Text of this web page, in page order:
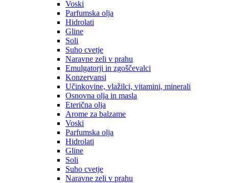
Voski
Parfumska olja
Hidrolati
Gline
Soli
Suho cvetje
Naravne zeli v prahu
Emulgatorji in zgoščevalci
Konzervansi
Učinkovine, vlažilci, vitamini, minerali
Osnovna olja in masla
Eterična olja
Arome za balzame
Voski
Parfumska olja
Hidrolati
Gline
Soli
Suho cvetje
Naravne zeli v prahu